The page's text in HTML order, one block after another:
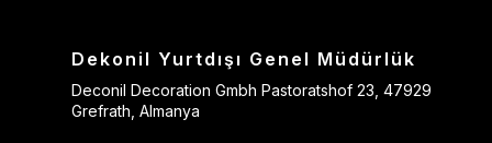
Dekonil Yurtdışı Genel Müdürlük
Deconil Decoration Gmbh Pastoratshof 23, 47929
Grefrath, Almanya